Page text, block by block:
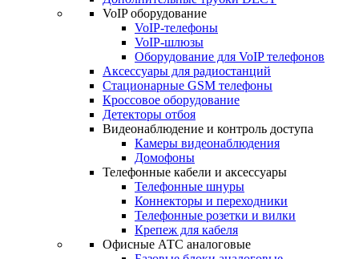
VoIP оборудование
VoIP-телефоны
VoIP-шлюзы
Оборудование для VoIP телефонов
Аксессуары для радиостанций
Стационарные GSM телефоны
Кроссовое оборудование
Детекторы отбоя
Видеонаблюдение и контроль доступа
Камеры видеонаблюдения
Домофоны
Телефонные кабели и аксессуары
Телефонные шнуры
Коннекторы и переходники
Телефонные розетки и вилки
Крепеж для кабеля
Офисные АТС аналоговые